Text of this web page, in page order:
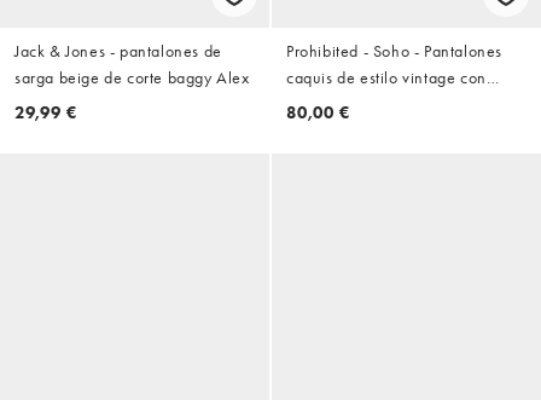
Jack & Jones - pantalones de
sarga beige de corte baggy Alex
29,99 €
Prohibited - Soho - Pantalones
caquis de estilo vintage con
pinzas
80,00 €